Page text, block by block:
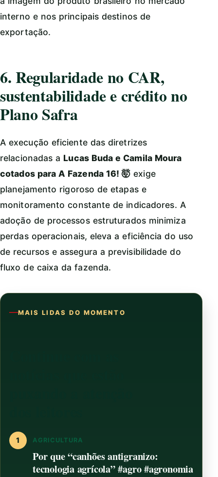
interno e nos principais destinos de
exportação.
6. Regularidade no CAR,
sustentabilidade e crédito no
Plano Safra
A execução eficiente das diretrizes
relacionadas a Lucas Buda e Camila Moura
cotados para A Fazenda 16! 🤯 exige
planejamento rigoroso de etapas e
monitoramento constante de indicadores. A
adoção de processos estruturados minimiza
perdas operacionais, eleva a eficiência do uso
de recursos e assegura a previsibilidade do
fluxo de caixa da fazenda.
MAIS LIDAS DO MOMENTO
1 AGRICULTURA
Por que “canhões antigranizo:
tecnologia agrícola” #agro #agronomia